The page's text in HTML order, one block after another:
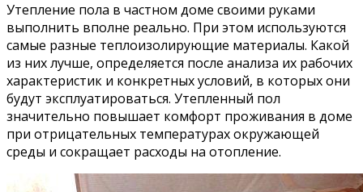
Утепление пола в частном доме своими руками
выполнить вполне реально. При этом используются
самые разные теплоизолирующие материалы. Какой
из них лучше, определяется после анализа их рабочих
характеристик и конкретных условий, в которых они
будут эксплуатироваться. Утепленный пол
значительно повышает комфорт проживания в доме
при отрицательных температурах окружающей
среды и сокращает расходы на отопление.